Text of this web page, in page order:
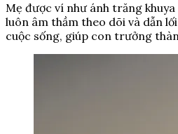
Mẹ được ví như ánh trăng
luôn âm thầm theo dõi và dẫn
cuộc sống, giúp con trưởng